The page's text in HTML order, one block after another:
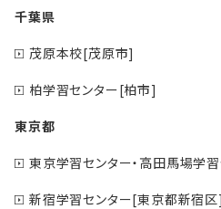
千葉県
茂原本校[茂原市]
柏学習センター[柏市]
東京都
東京学習センター・高田馬場学
新宿学習センター[東京都新宿区]